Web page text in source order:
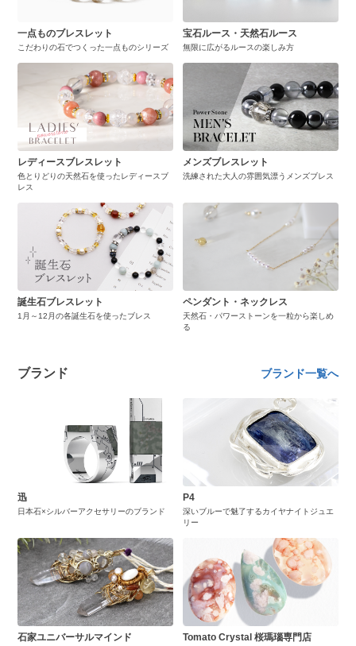
一点ものブレスレット
こだわりの石でつくった一点ものシリーズ
宝石ルース・天然石ルース
無限に広がるルースの楽しみ方
レディースブレスレット
色とりどりの天然石を使ったレディースブ
レス
メンズブレスレット
洗練された大人の雰囲気漂うメンズブレス
誕生石ブレスレット
1月～12月の各誕生石を使ったブレス
ペンダント・ネックレス
天然石・パワーストーンを一粒から楽しめ
る
ブランド ブランド一覧へ
迅
日本石×シルバーアクセサリーのブランド
P4
深いブルーで魅了するカイヤナイトジュエ
リー
石家ユニバーサルマインド Tomato Crystal 桜瑪瑙専門店